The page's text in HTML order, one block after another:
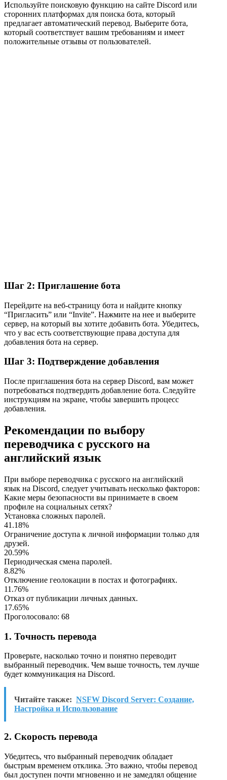
Используйте поисковую функцию на сайте Discord или
сторонних платформах для поиска бота, который
предлагает автоматический перевод. Выберите бота,
который соответствует вашим требованиям и имеет
положительные отзывы от пользователей.
Шаг 2: Приглашение бота
Перейдите на веб-страницу бота и найдите кнопку
“Пригласить” или “Invite”. Нажмите на нее и выберите
сервер, на который вы хотите добавить бота. Убедитесь,
что у вас есть соответствующие права доступа для
добавления бота на сервер.
Шаг 3: Подтверждение добавления
После приглашения бота на сервер Discord, вам может
потребоваться подтвердить добавление бота. Следуйте
инструкциям на экране, чтобы завершить процесс
добавления.
Рекомендации по выбору
переводчика с русского на
английский язык
При выборе переводчика с русского на английский
язык на Discord, следует учитывать несколько факторов:
Какие меры безопасности вы принимаете в своем
профиле на социальных сетях?
Установка сложных паролей.
41.18%
Ограничение доступа к личной информации только для
друзей.
20.59%
Периодическая смена паролей.
8.82%
Отключение геолокации в постах и фотографиях.
11.76%
Отказ от публикации личных данных.
17.65%
Проголосовало: 68
1. Точность перевода
Проверьте, насколько точно и понятно переводит
выбранный переводчик. Чем выше точность, тем лучше
будет коммуникация на Discord.
Читайте также: NSFW Discord Server: Создание,
Настройка и Использование
2. Скорость перевода
Убедитесь, что выбранный переводчик обладает
быстрым временем отклика. Это важно, чтобы перевод
был доступен почти мгновенно и не замедлял общение